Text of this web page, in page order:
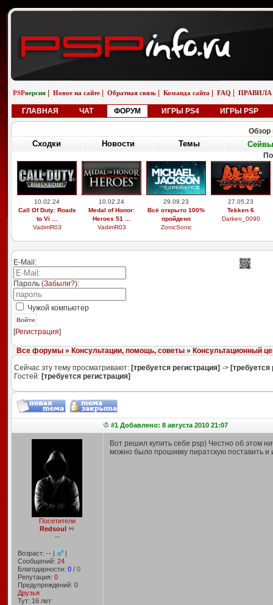
PSPверсия Новое на сайте Обратная связь Команда сайта FAQ ПРАВИЛА
ГЛАВНАЯ ЧАТ ФОРУМ ИГРЫ PS4 ИГРЫ PSP
Обзор
Сходки Новости Темы Сейвы
10.02.24
Call Of Duty: Roads
to Vi ...
VadimR03
10.02.24
Medal of Honor:
Heroes 51 ...
VadimR03
29.09.23
Всё открыто 100%
пройдено
ZonicSonic
27.05.23
Tekken 6
Darken_0090
E-Mail:
Пароль (Забыли?):
Чужой компьютер
Войти
[Регистрация]
Все форумы» Консультации, помощь, советы» Консультационный
Сейчас эту тему просматривают: [требуется регистрация] -> [требуется
Гостей: [требуется регистрация]
#1 Добавлено: 8 августа 2010 21:07
Посетители
Redsoul
--
Возраст: -- |
|
Сообщений: 24
Благодарности: 0/ 0
Репутация: 0
Предупреждений: 0
Друзья
Тут: 16 лет
Вот решил купить себе psp) Честно об этом
можно было прошивку пиратскую поставить